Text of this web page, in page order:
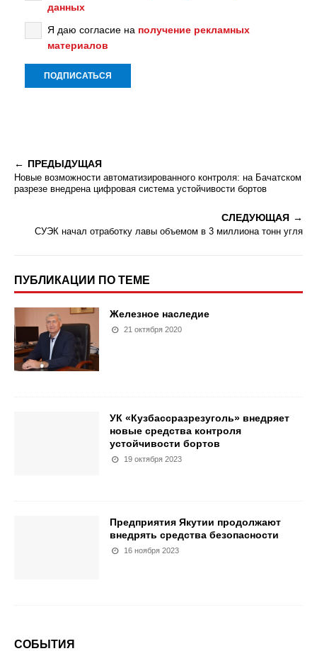
данных
Я даю согласие на получение рекламных
материалов
ПРЕДЫДУЩАЯ
Новые возможности автоматизированного контроля: на Бачатском
разрезе внедрена цифровая система устойчивости бортов
СЛЕДУЮЩАЯ
СУЭК начал отработку лавы объемом в 3 миллиона тонн угля
ПУБЛИКАЦИИ ПО ТЕМЕ
Железное наследие
21 октября 2020
УК «Кузбассразрезуголь» внедряет
новые средства контроля
устойчивости бортов
19 октября 2023
Предприятия Якутии продолжают
внедрять средства безопасности
16 ноября 2023
СОБЫТИЯ